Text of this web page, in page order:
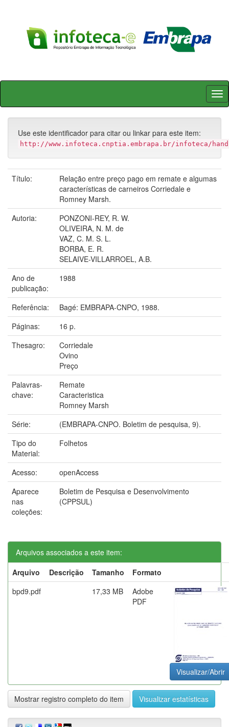
Skip
Use este identificador para citar ou linkar para este item:
http://www.infoteca.cnptia.embrapa.br/infoteca/
Título:
Relação entre preço pago em remate e algumas
características de carneiros Corriedale e
Romney Marsh.
Autoria:
PONZONI-REY, R. W.
OLIVEIRA, N. M. de
VAZ, C. M. S. L.
BORBA, E. R.
SELAIVE-VILLARROEL, A.B.
Ano de
publicação:
1988
Referência:
Bagé: EMBRAPA-CNPO, 1988.
Páginas:
16 p.
Thesagro:
Corriedale
Ovino
Preço
Palavras-
chave:
Remate
Caracteristica
Romney Marsh
Série:
(EMBRAPA-CNPO. Boletim de pesquisa, 9).
Tipo do
Material:
Folhetos
Acesso:
openAccess
Aparece
nas
coleções:
Boletim de Pesquisa e Desenvolvimento
(CPPSUL)
Arquivos associados a este item:
Arquivo
Descrição Tamanho
Formato
bpd9.pdf
17,33 MB
Adobe
PDF
Visualizar/Abrir
Mostrar registro completo do item Visualizar estatísticas